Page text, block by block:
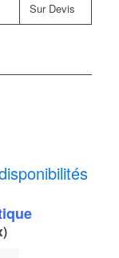
Sur Devis